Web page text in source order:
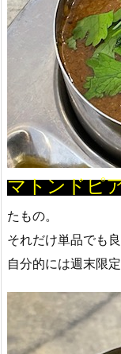
マトンドピ
たもの。
それだけ単品でも
自分的には週末限